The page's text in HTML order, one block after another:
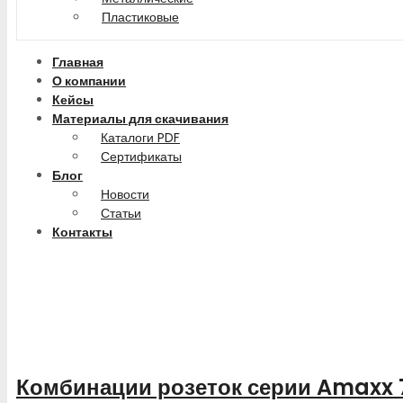
Пластиковые
Главная
О компании
Кейсы
Материалы для скачивания
Каталоги PDF
Сертификаты
Блог
Новости
Статьи
Контакты
Комбинации розеток серии Amaxx